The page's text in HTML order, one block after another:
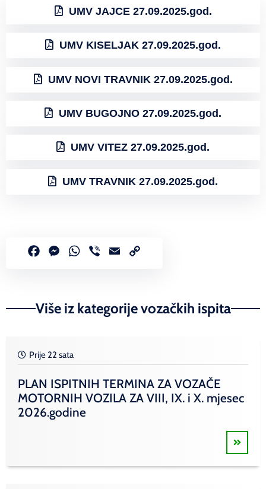
UMV JAJCE 27.09.2025.god.
UMV KISELJAK 27.09.2025.god.
UMV NOVI TRAVNIK 27.09.2025.god.
UMV BUGOJNO 27.09.2025.god.
UMV VITEZ 27.09.2025.god.
UMV TRAVNIK 27.09.2025.god.
FacebookMessenger
WhatsApp
Viber Email
Više iz kategorije vozačkih ispita
Prije 22 sata
PLAN ISPITNIH TERMINA ZA VOZAČE
MOTORNIH VOZILA ZA VIII, IX. i X. mjesec
2026.godine